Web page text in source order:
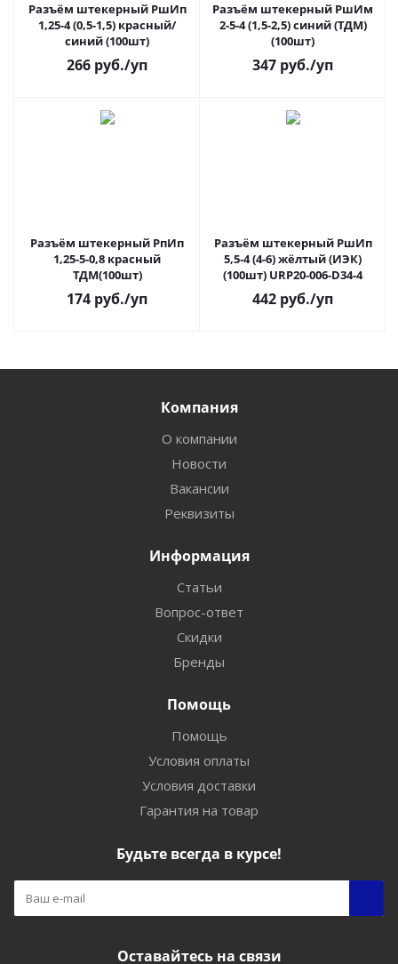
Разъём штекерный РшИп
1,25-4 (0,5-1,5) красный/
синий (100шт)
266 руб./уп
Разъём штекерный РшИм
2-5-4 (1,5-2,5) синий (ТДМ)
(100шт)
347 руб./уп
Разъём штекерный РпИп
1,25-5-0,8 красный
ТДМ(100шт)
174 руб./уп
Разъём штекерный РшИп
5,5-4 (4-6) жёлтый (ИЭК)
(100шт) URP20-006-D34-4
442 руб./уп
Компания
О компании
Новости
Вакансии
Реквизиты
Информация
Статьи
Вопрос-ответ
Скидки
Бренды
Помощь
Помощь
Условия оплаты
Условия доставки
Гарантия на товар
Будьте всегда в курсе!
Оставайтесь на связи